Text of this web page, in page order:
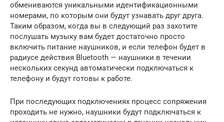
обмениваются уникальными идентификационными
номерами, по которым они будут узнавать друг друга.
Таким образом, когда вы в следующий раз захотите
послушать музыку вам будет достаточно просто
включить питание наушников, и если телефон будет в
радиусе действия Bluetooth — наушники в течении
нескольких секунд автоматически подключаться к
телефону и будут готовы к работе.
При последующих подключениях процесс сопряжения
проходить не нужно, наушники будут подключаться к